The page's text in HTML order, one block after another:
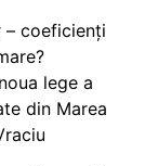
– coeficienți
lege a
din Marea